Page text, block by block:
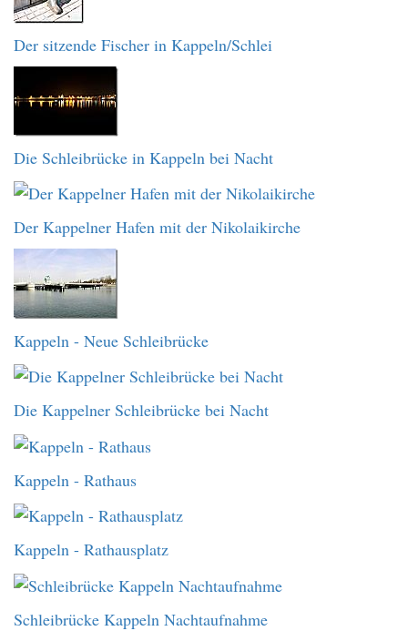
Der sitzende Fischer in Kappeln/Schlei
Die Schleibrücke in Kappeln bei Nacht
Der Kappelner Hafen mit der Nikolaikirche
Kappeln - Neue Schleibrücke
Die Kappelner Schleibrücke bei Nacht
Kappeln - Rathaus
Kappeln - Rathausplatz
Schleibrücke Kappeln Nachtaufnahme